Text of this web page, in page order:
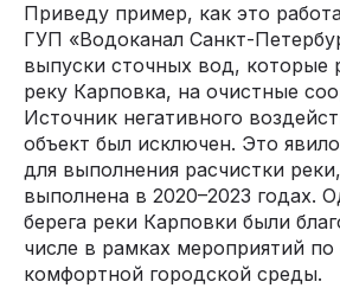
Приведу пример, как это
ГУП «Водоканал Санкт-
выпуски сточных вод, которые
реку Карповка, на очистные
Источник негативного
объект был исключен. Это
для выполнения расчистки
выполнена в 2020–2023 годах.
берега реки Карповки были
числе в рамках мероприятий
комфортной городской среды.